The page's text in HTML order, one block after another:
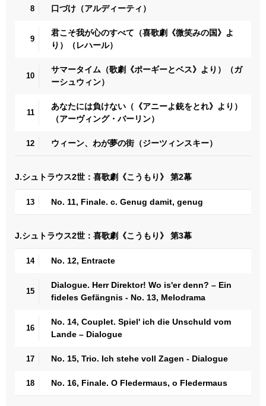
8 口づけ（アルディーティ）
9
君こそ我が心のすべて（喜歌劇《微笑みの国》よ
り）（レハール）
10
サマータイム（歌劇《ポーギーとベス》より）（ガ
ーシュウィン）
11
あなたには負けない（《アニーよ銃をとれ》より）
（アーヴィング・バーリン）
12 ウィーン、わが夢の街（ジーツィンスキー）
J.シュトラウス2世：喜歌劇《こうもり》 第2幕
13 No. 11, Finale. c. Genug damit, genug
J.シュトラウス2世：喜歌劇《こうもり》 第3幕
14 No. 12, Entracte
15
Dialogue. Herr Direktor! Wo is'er denn? – Ein
fideles Gefängnis - No. 13, Melodrama
16
No. 14, Couplet. Spiel' ich die Unschuld vom
Lande – Dialogue
17 No. 15, Trio. Ich stehe voll Zagen - Dialogue
18 No. 16, Finale. O Fledermaus, o Fledermaus